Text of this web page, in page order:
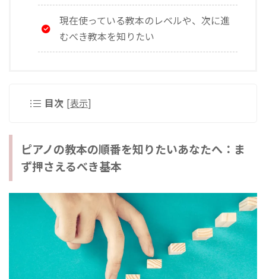
現在使っている教本のレベルや、次に進
むべき教本を知りたい
目次 [表示]
ピアノの教本の順番を知りたいあなたへ：ま
ず押さえるべき基本